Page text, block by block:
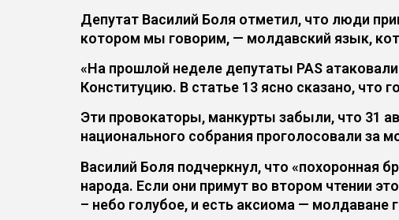
Депутат Василий Боля отметил, что люди
котором мы говорим, — молдавский язык,
«На прошлой неделе депутаты PAS
Конституцию. В статье 13 ясно сказано,
Эти провокаторы, манкурты забыли, что 31
национального собрания проголосовали за
Василий Боля подчеркнул, что «похоронная
народа. Если они примут во втором чтении
– небо голубое, и есть аксиома — молдаване